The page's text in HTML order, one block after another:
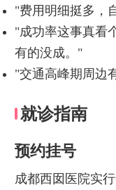
"费用明细挺多，
"成功率这事真看
有的没成。"
"交通高峰期周边
就诊指南
预约挂号
成都西囡医院实